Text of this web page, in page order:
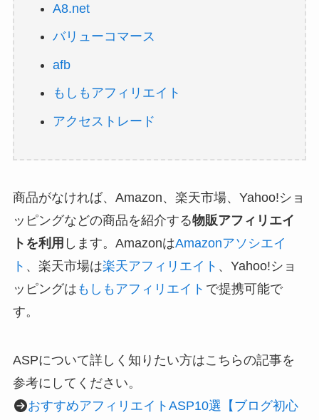
A8.net
バリューコマース
afb
もしもアフィリエイト
アクセストレード
商品がなければ、Amazon、楽天市場、Yahoo!ショ
ッピングなどの商品を紹介する物販アフィリエイ
トを利用 します。AmazonはAmazonアソシエイ
ト 、楽天市場は楽天アフィリエイト 、Yahoo!ショ
ッピングは もしもアフィリエイト で提携可能で
す。
ASPについて詳しく知りたい方はこちらの記事を
参考にしてください。
おすすめアフィリエイトASP10選【ブログ初心